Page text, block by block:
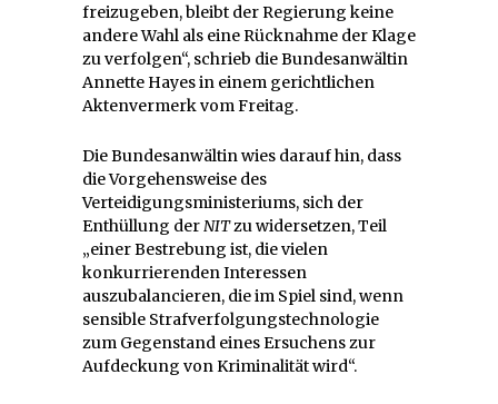
freizugeben, bleibt der Regierung keine
andere Wahl als eine Rücknahme der Klage
zu verfolgen“, schrieb die Bundesanwältin
Annette Hayes in einem gerichtlichen
Aktenvermerk vom Freitag.
Die Bundesanwältin wies darauf hin, dass
die Vorgehensweise des
Verteidigungsministeriums, sich der
Enthüllung derNITzu widersetzen, Teil
„einer Bestrebung ist, die vielen
konkurrierenden Interessen
auszubalancieren, die im Spiel sind, wenn
sensible Strafverfolgungstechnologie
zum Gegenstand eines Ersuchens zur
Aufdeckung von Kriminalität wird“.